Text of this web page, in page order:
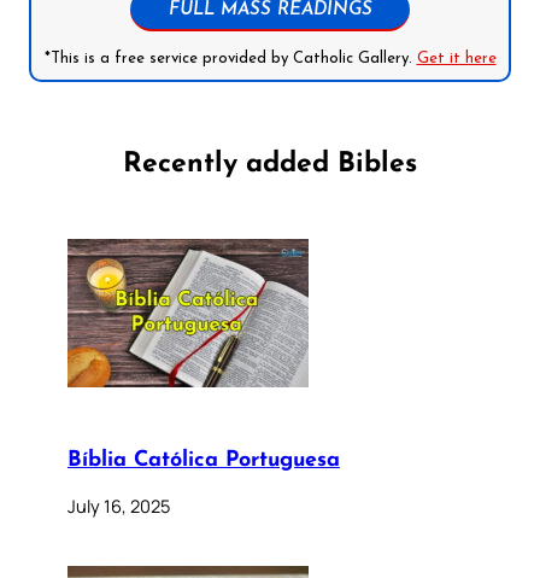
FULL MASS READINGS
*This is a free service provided by Catholic Gallery. Get it here
Recently added Bibles
Bíblia Católica Portuguesa
July 16, 2025